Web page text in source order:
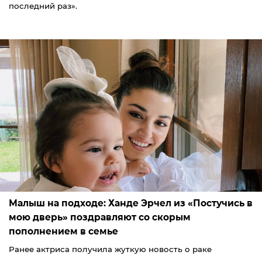
последний раз».
Малыш на подходе: Ханде Эрчел из «Постучись в
мою дверь» поздравляют со скорым
пополнением в семье
Ранее актриса получила жуткую новость о раке